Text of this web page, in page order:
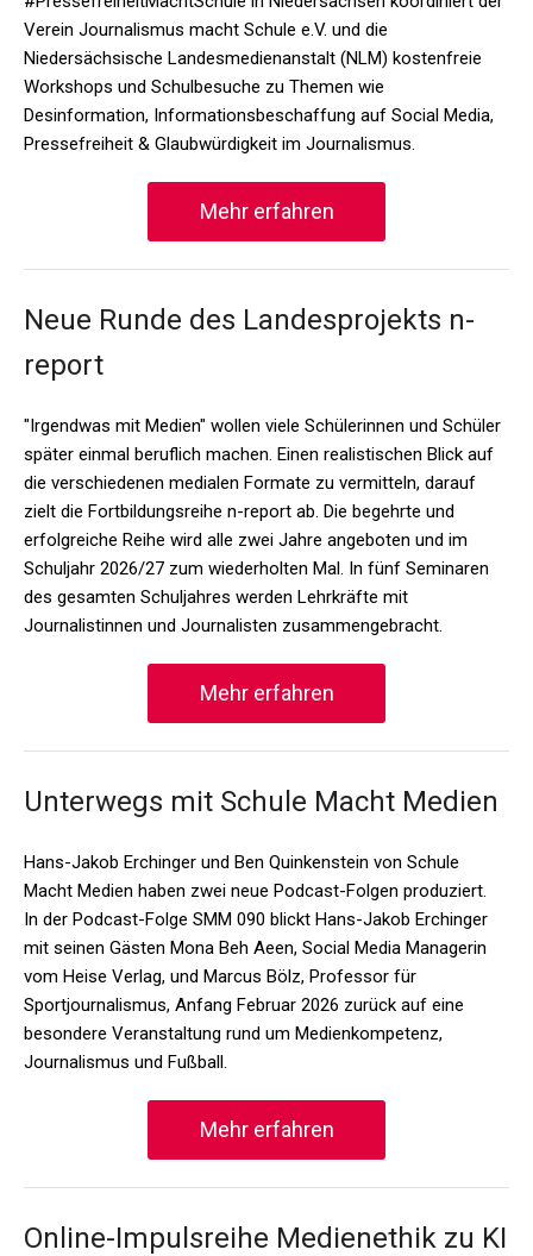
Verein Journalismus macht Schule e.V. und die
Niedersächsische Landesmedienanstalt (NLM) kostenfreie
Workshops und Schulbesuche zu Themen wie
Desinformation, Informationsbeschaffung auf Social Media,
Pressefreiheit & Glaubwürdigkeit im Journalismus.
Mehr erfahren
Neue Runde des Landesprojekts n-
report
"Irgendwas mit Medien" wollen viele Schülerinnen und Schüler
später einmal beruflich machen. Einen realistischen Blick auf
die verschiedenen medialen Formate zu vermitteln, darauf
zielt die Fortbildungsreihe n-report ab. Die begehrte und
erfolgreiche Reihe wird alle zwei Jahre angeboten und im
Schuljahr 2026/27 zum wiederholten Mal. In fünf Seminaren
des gesamten Schuljahres werden Lehrkräfte mit
Journalistinnen und Journalisten zusammengebracht.
Mehr erfahren
Unterwegs mit Schule Macht Medien
Hans-Jakob Erchinger und Ben Quinkenstein von Schule
Macht Medien haben zwei neue Podcast-Folgen produziert.
In der Podcast-Folge SMM 090 blickt Hans-Jakob Erchinger
mit seinen Gästen Mona Beh Aeen, Social Media Managerin
vom Heise Verlag, und Marcus Bölz, Professor für
Sportjournalismus, Anfang Februar 2026 zurück auf eine
besondere Veranstaltung rund um Medienkompetenz,
Journalismus und Fußball.
Mehr erfahren
Online-Impulsreihe Medienethik zu KI